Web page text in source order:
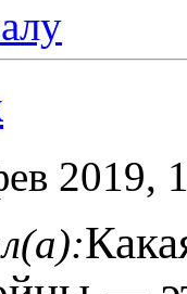
2019,